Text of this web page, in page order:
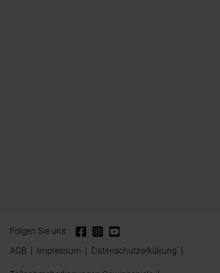
Folgen Sie uns:
AGB
Impressum Datenschutzerklärung